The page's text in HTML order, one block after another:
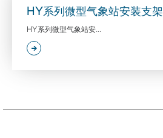
HY系列微型气象站安装支架
HY系列微型气象站安...